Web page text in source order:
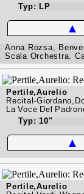
Typ: LP
▲
Anna Rozsa,
Scala Orchestra.
Pertile,Aurelio
Recital-
La Voce Del
Typ: 10"
▲
Pertile,Aurelio